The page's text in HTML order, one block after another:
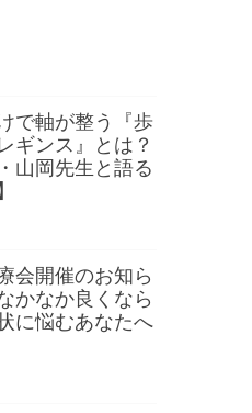
で軸が整う『歩
ギンス』とは？
山岡先生と語る
会開催のお知ら
なか良くなら
に悩むあなたへ